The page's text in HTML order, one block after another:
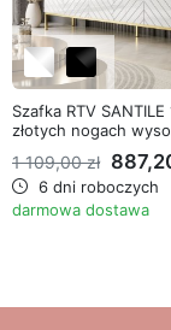
Szafka RTV
złotych nogach
1 109,00 zł
6 dni roboczych
darmowa dostawa